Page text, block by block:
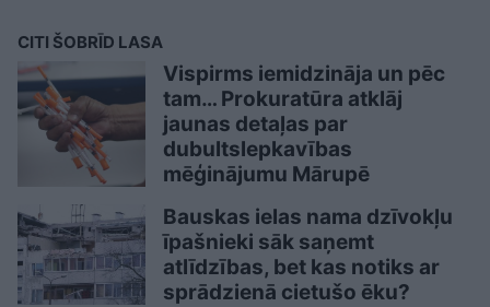
CITI ŠOBRĪD LASA
Vispirms iemidzināja un pēc
tam… Prokuratūra atklāj
jaunas detaļas par
dubultslepkavības
mēģinājumu Mārupē
Bauskas ielas nama dzīvokļu
īpašnieki sāk saņemt
atlīdzības, bet kas notiks ar
sprādzienā cietušo ēku?